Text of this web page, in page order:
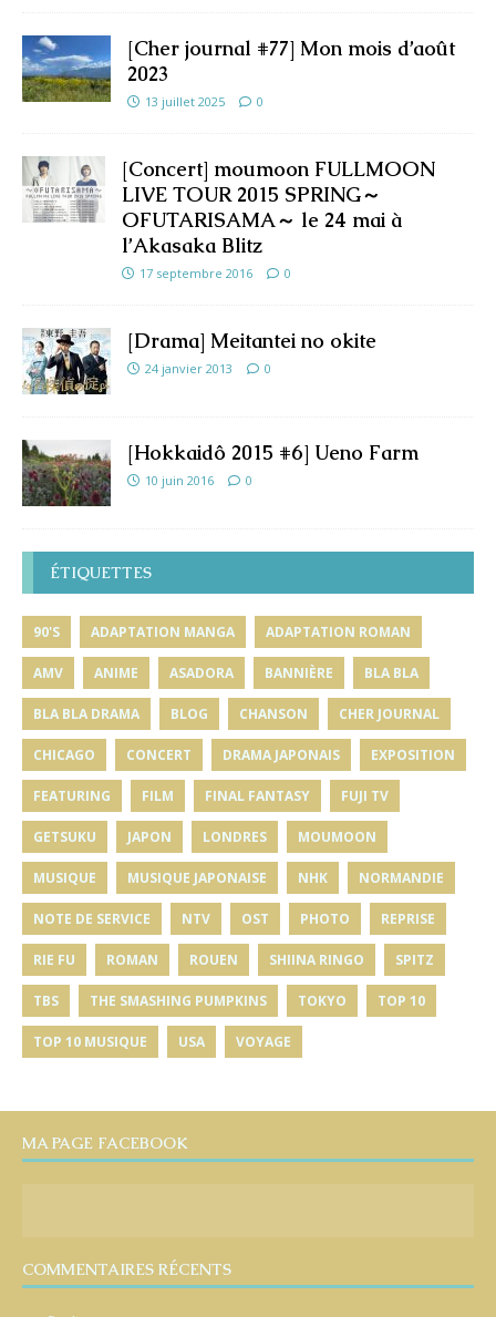
[Cher journal #77] Mon mois d’août
2023
13 juillet 2025 0
[Concert] moumoon FULLMOON
LIVE TOUR 2015 SPRING～
OFUTARISAMA～ le 24 mai à
l’Akasaka Blitz
17 septembre 2016 0
[Drama] Meitantei no okite
24 janvier 2013 0
[Hokkaidô 2015 #6] Ueno Farm
10 juin 2016 0
ÉTIQUETTES
90'S ADAPTATION MANGA ADAPTATION ROMAN
AMV ANIME ASADORA BANNIÈRE BLA BLA
BLA BLA DRAMA BLOG CHANSON CHER JOURNAL
CHICAGO CONCERT DRAMA JAPONAIS EXPOSITION
FEATURING FILM FINAL FANTASY FUJI TV
GETSUKU JAPON LONDRES MOUMOON
MUSIQUE MUSIQUE JAPONAISE NHK NORMANDIE
NOTE DE SERVICE NTV OST PHOTO REPRISE
RIE FU ROMAN ROUEN SHIINA RINGO SPITZ
TBS THE SMASHING PUMPKINS TOKYO TOP 10
TOP 10 MUSIQUE USA VOYAGE
MA PAGE FACEBOOK
COMMENTAIRES RÉCENTS